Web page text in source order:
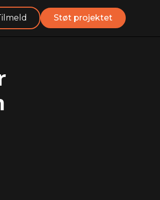
Støt projektet